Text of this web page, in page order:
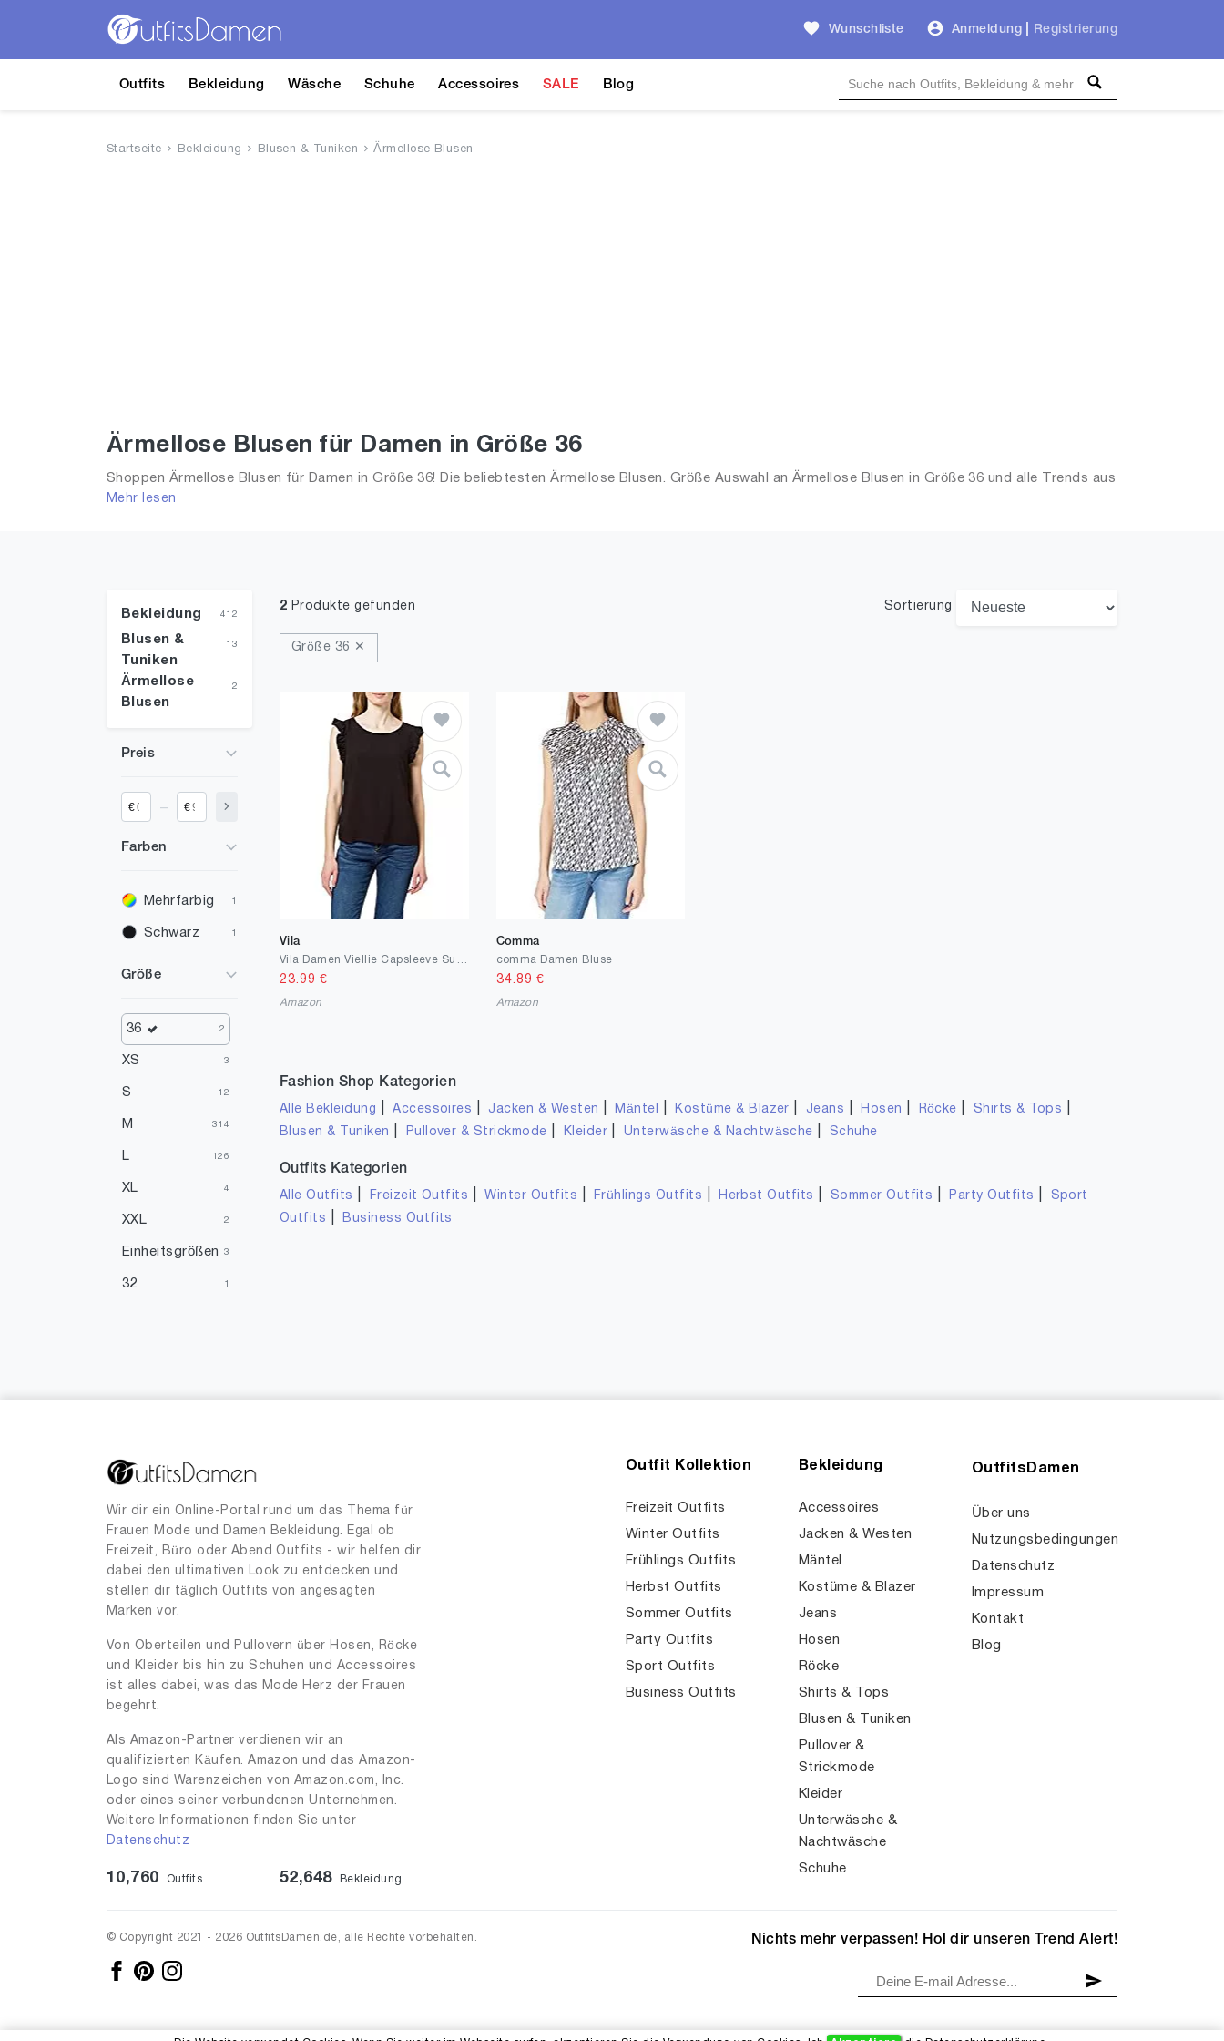
Wunschliste Anmeldung Registrierung
Outfits Bekleidung Wäsche Schuhe Accessoires SALE Blog
Startseite Bekleidung Blusen & Tuniken Ärmellose Blusen
Ärmellose Blusen für Damen in Größe 36
Shoppen Ärmellose Blusen für Damen in Größe 36! Die beliebtesten Ärmellose Blusen. Größe Auswahl an Ärmellose Blusen in Größe 36 und alle Trends aus
2026 für Frauen!
Mehr lesen
Bekleidung 412
Blusen &
Tuniken
13
Ärmellose
Blusen
2
Preis
€ €
Farben
Mehrfarbig 1
Schwarz 1
Größe
36 2
XS 3
S 12
M 314
L 126
XL 4
XXL 2
Einheitsgrößen 3
32 1
2 Produkte gefunden Sortierung
Größe 36 ✕
Vila
23.99 €
Amazon
Comma
comma Damen Bluse
34.89 €
Amazon
Fashion Shop Kategorien
Alle Bekleidung |Accessoires Jacken & Westen Mäntel Kostüme & Blazer Jeans Hosen Röcke Shirts & Tops
Blusen & Tuniken Pullover & Strickmode Kleider Unterwäsche & Nachtwäsche Schuhe
Outfits Kategorien
Alle Outfits Freizeit Outfits |Winter Outfits Frühlings Outfits Herbst Outfits Sommer Outfits Party Outfits
Sport
Outfits
Business Outfits
Wir dir ein Online-Portal rund um das Thema für
Frauen Mode und Damen Bekleidung. Egal ob
Freizeit, Büro oder Abend Outfits - wir helfen dir
dabei den ultimativen Look zu entdecken und
stellen dir täglich Outfits von angesagten
Marken vor.
Von Oberteilen und Pullovern über Hosen, Röcke
und Kleider bis hin zu Schuhen und Accessoires
ist alles dabei, was das Mode Herz der Frauen
begehrt.
Als Amazon-Partner verdienen wir an
qualifizierten Käufen. Amazon und das Amazon-
Logo sind Warenzeichen von Amazon.com, Inc.
oder eines seiner verbundenen Unternehmen.
Weitere Informationen finden Sie unter
Datenschutz
10,760 Outfits 52,648 Bekleidung
Outfit Kollektion
Freizeit Outfits
Winter Outfits
Frühlings Outfits
Herbst Outfits
Sommer Outfits
Party Outfits
Sport Outfits
Business Outfits
Bekleidung
Accessoires
Jacken & Westen
Mäntel
Kostüme & Blazer
Jeans
Hosen
Röcke
Shirts & Tops
Blusen & Tuniken
Pullover &
Strickmode
Kleider
Unterwäsche &
Nachtwäsche
Schuhe
OutfitsDamen
Über uns
Nutzungsbedingungen
Datenschutz
Impressum
Kontakt
Blog
© Copyright 2021 - 2026 OutfitsDamen.de, alle Rechte vorbehalten. Nichts mehr verpassen! Hol dir unseren Trend Alert!